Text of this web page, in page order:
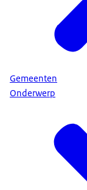
Gemeenten
Onderwerp